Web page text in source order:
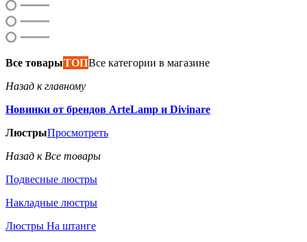
Все товарыТОПВсе категории в магазине
Назад к главному
Новинки от брендов ArteLamp и Divinare
ЛюстрыПросмотреть
Назад к Все товары
Подвесные люстры
Накладные люстры
Люстры На штанге